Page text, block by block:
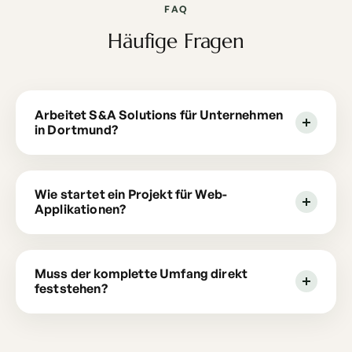
FAQ
Häufige Fragen
Arbeitet S&A Solutions für Unternehmen
in Dortmund?
Wie startet ein Projekt für Web-
Applikationen?
Muss der komplette Umfang direkt
feststehen?